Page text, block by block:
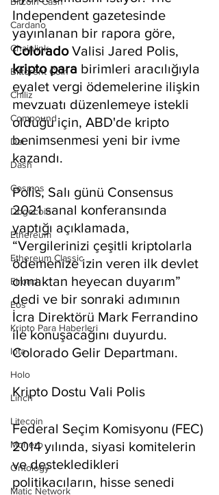
Cardano
Chainlink
Bittorent Coin
Chiliz
Compound
Dai
Dash
Cosmos
Dogecoin
Ethereum
Ethereum Classic
Elrond
Eos
Kripto Para Haberleri
Iota
Holo
Linch
Litecoin
Monero
Ontology
Matic Network
Independent gazetesinde
yayınlanan bir rapora göre,
Colorado Valisi Jared Polis,
kripto para birimleri aracılığıyla
eyalet vergi ödemelerine ilişkin
mevzuatı düzenlemeye istekli
olduğu için, ABD'de kripto
benimsenmesi yeni bir ivme
kazandı.
Polis, Salı günü Consensus
2021 sanal konferansında
yaptığı açıklamada,
“Vergilerinizi çeşitli kriptolarla
ödemenize izin veren ilk devlet
olmaktan heyecan duyarım”
dedi ve bir sonraki adımının
İcra Direktörü Mark Ferrandino
ile konuşacağını duyurdu.
Colorado Gelir Departmanı.
Kripto Dostu Vali Polis
Federal Seçim Komisyonu (FEC)
2014 yılında, siyasi komitelerin
ve destekledikleri
politikacıların, hisse senedi